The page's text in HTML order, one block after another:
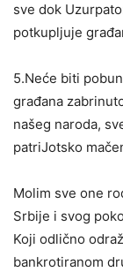
sve dok
potkupljuje
5.Neće biti
građana
našeg naroda,
patriJotsko
Molim sve one
Srbije i svog
Koji odlično
bankrotiranom